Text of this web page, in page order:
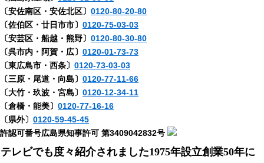
〔安佐南区・安佐北区〕 0120-80-20-80
〔佐伯区・廿日市市〕 0120-75-03-03
〔安芸区・船越・熊野〕 0120-80-30-80
〔呉市内・阿賀・広〕 0120-01-73-73
〔東広島市・西条〕 0120-73-03-03
〔三原・尾道・向島〕 0120-77-11-66
〔大竹・玖波・宮島〕 0120-12-34-11
〔倉橋・能美〕 0120-77-16-16
〔県外〕 0120-59-45-45
許認可番号広島県知事許可 第3409042832号
テレビでも度々紹介されました1975年設立創業50年に